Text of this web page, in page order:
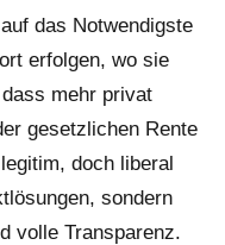
das Notwendigste
erfolgen, wo sie
mehr privat
gesetzlichen Rente
doch liberal
sondern
volle Transparenz.